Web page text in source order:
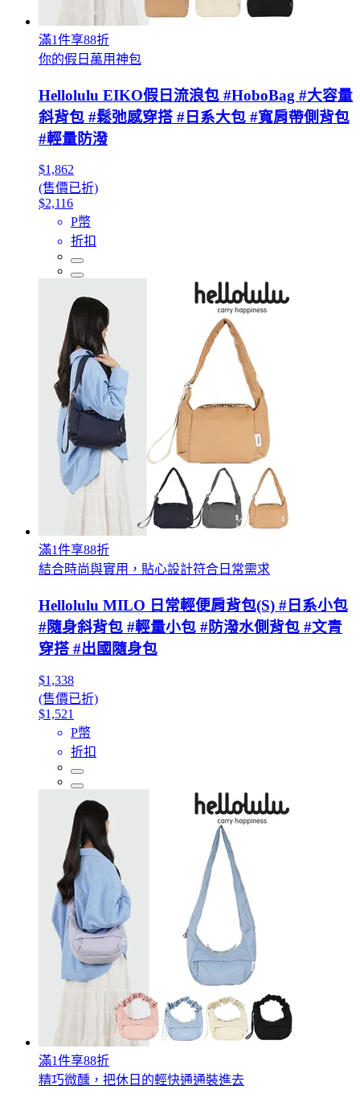
滿1件享88折
你的假日萬用神包
Hellolulu EIKO假日流浪包 #HoboBag #大容量
斜背包 #鬆弛感穿搭 #日系大包 #寬肩帶側背包
#輕量防潑
$1,862
(售價已折)
$2,116
P幣
折扣
滿1件享88折
結合時尚與實用，貼心設計符合日常需求
Hellolulu MILO 日常輕便肩背包(S) #日系小包
#隨身斜背包 #輕量小包 #防潑水側背包 #文青
穿搭 #出國隨身包
$1,338
(售價已折)
$1,521
P幣
折扣
滿1件享88折
精巧微醺，把休日的輕快通通裝進去